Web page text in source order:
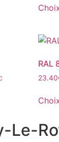
RAL
23.40
Le-